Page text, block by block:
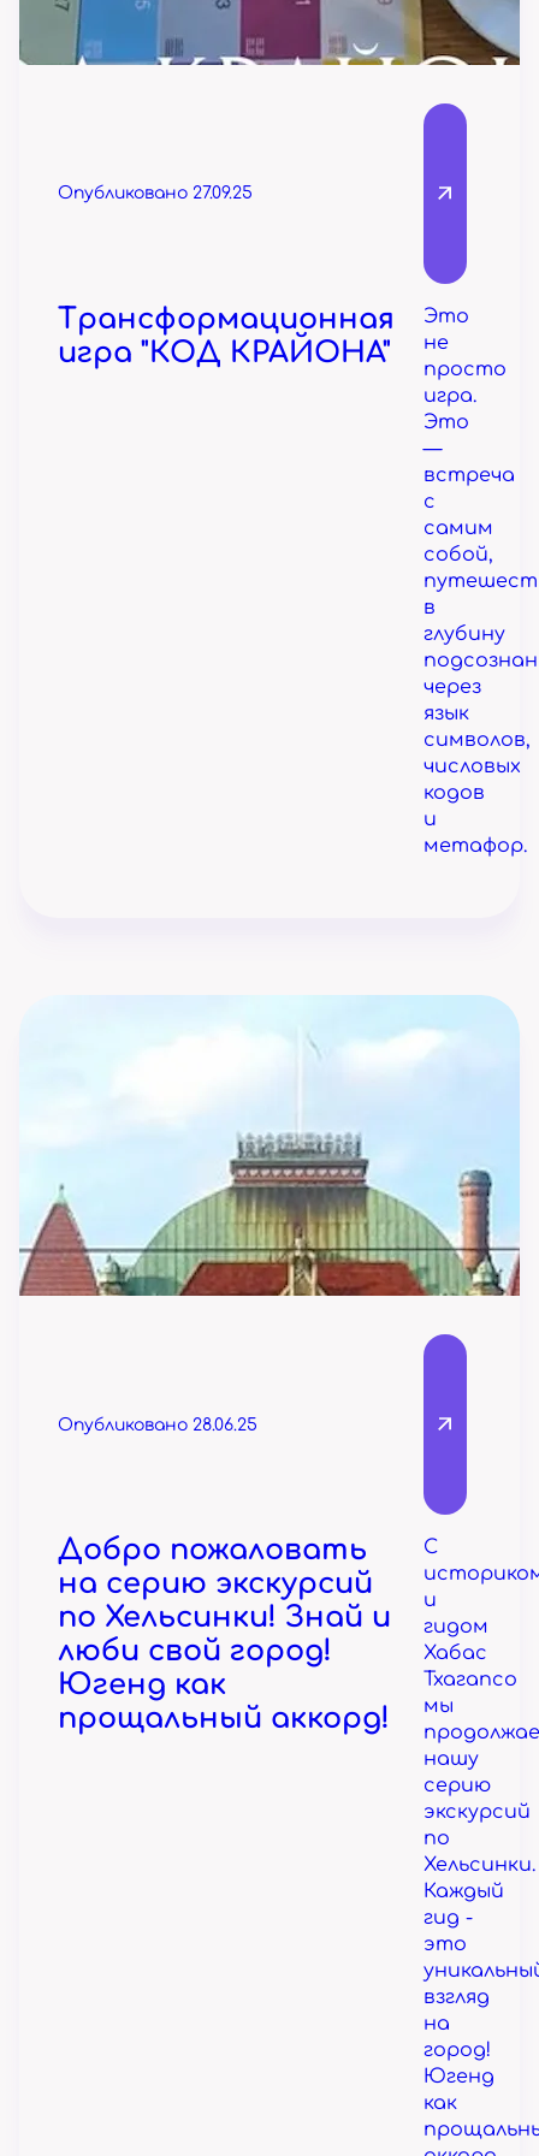
Опубликовано 27.09.25
Трансформационная
игра "КОД КРАЙОНА"
Это
не
просто
игра.
Это
—
встреча
с
самим
собой,
в
глубину
через
язык
символов,
числовых
кодов
и
метафор.
Опубликовано 28.06.25
Добро пожаловать
на серию экскурсий
по Хельсинки! Знай и
люби свой город!
Югенд как
прощальный аккорд!
С
и
гидом
Хабас
Тхагапсо
мы
нашу
серию
экскурсий
по
Хельсинки.
Каждый
гид -
это
взгляд
на
город!
Югенд
как